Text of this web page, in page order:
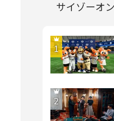
サイゾーオ
1
2